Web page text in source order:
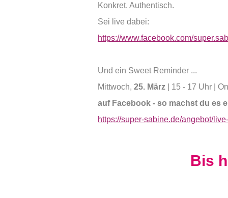
Konkret. Authentisch.
Sei live dabei:
https://www.facebook.com/
Und ein Sweet Reminder ...
Mittwoch, 25. März
| 15 - 17 Uhr |
auf Facebook - so machst du es
https://super-sabine.de/angebot/
Bis